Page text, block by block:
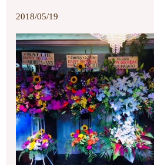
2018/05/19